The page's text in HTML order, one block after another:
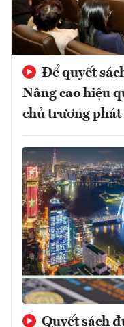
Để quyết
Nâng cao hiệu
chủ trương
Quyết sách